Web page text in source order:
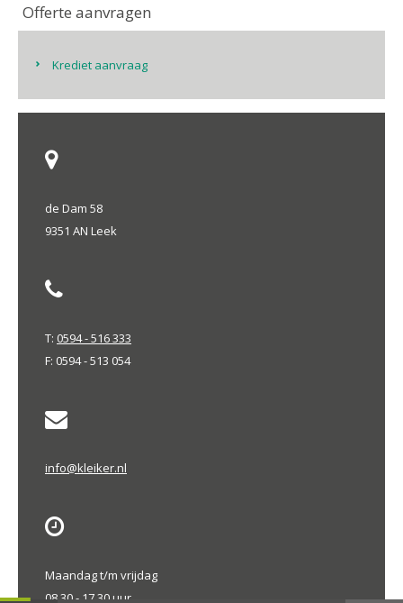
Offerte aanvragen
Krediet aanvraag
de Dam 58
9351 AN Leek
T: 0594 - 516 333
F: 0594 - 513 054
info@kleiker.nl
Maandag t/m vrijdag
08.30 - 17.30 uur